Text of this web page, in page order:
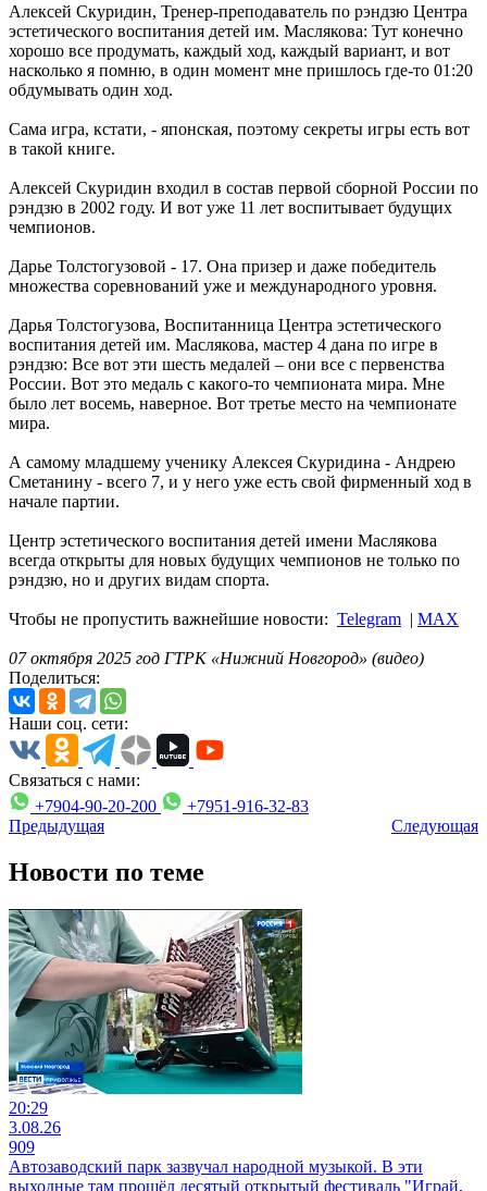
Алексей Скуридин, Тренер-преподаватель по рэндзю Центра
эстетического воспитания детей им. Маслякова: Тут конечно
хорошо все продумать, каждый ход, каждый вариант, и вот
насколько я помню, в один момент мне пришлось где-то 01:20
обдумывать один ход.
Сама игра, кстати, - японская, поэтому секреты игры есть вот
в такой книге.
Алексей Скуридин входил в состав первой сборной России по
рэндзю в 2002 году. И вот уже 11 лет воспитывает будущих
чемпионов.
Дарье Толстогузовой - 17. Она призер и даже победитель
множества соревнований уже и международного уровня.
Дарья Толстогузова, Воспитанница Центра эстетического
воспитания детей им. Маслякова, мастер 4 дана по игре в
рэндзю: Все вот эти шесть медалей – они все с первенства
России. Вот это медаль с какого-то чемпионата мира. Мне
было лет восемь, наверное. Вот третье место на чемпионате
мира.
А самому младшему ученику Алексея Скуридина - Андрею
Сметанину - всего 7, и у него уже есть свой фирменный ход в
начале партии.
Центр эстетического воспитания детей имени Маслякова
всегда открыты для новых будущих чемпионов не только по
рэндзю, но и других видам спорта.
Чтобы не пропустить важнейшие новости: Telegram | MAX
07 октября 2025 год ГТРК «Нижний Новгород» (видео)
Поделиться:
Наши соц. сети:
Связаться с нами:
+7904-90-20-200
+7951-916-32-83
Предыдущая
Следующая
Новости по теме
20:29
3.08.26
909
Автозаводский парк зазвучал народной музыкой. В эти
выходные там прошёл десятый открытый фестиваль "Играй,